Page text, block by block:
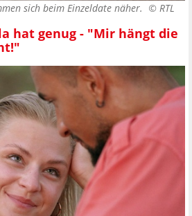
sich beim Einzeldate näher. © RTL
hat genug - "Mir hängt die